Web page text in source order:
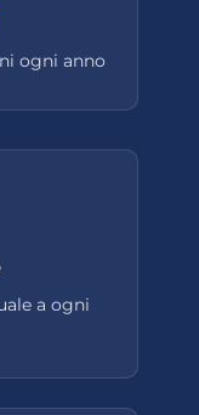
ogni anno
a ogni